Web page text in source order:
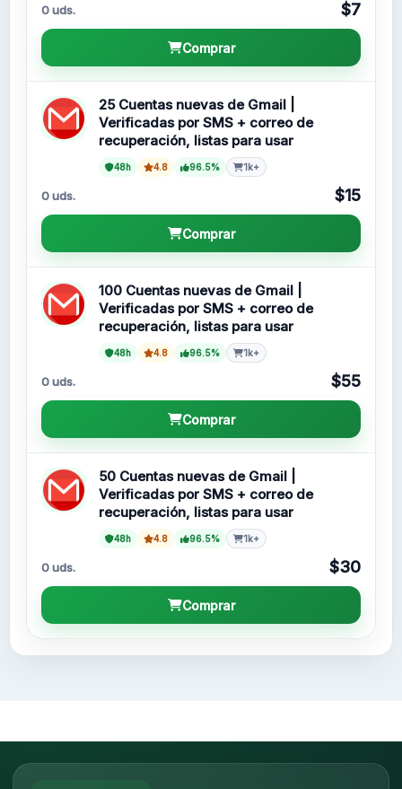
0 uds. $7
Comprar
25 Cuentas nuevas de Gmail |
Verificadas por SMS + correo de
recuperación, listas para usar
48h 4.8 96.5% 1k+
0 uds. $15
Comprar
100 Cuentas nuevas de Gmail |
Verificadas por SMS + correo de
recuperación, listas para usar
48h 4.8 96.5% 1k+
0 uds. $55
Comprar
50 Cuentas nuevas de Gmail |
Verificadas por SMS + correo de
recuperación, listas para usar
48h 4.8 96.5% 1k+
0 uds. $30
Comprar